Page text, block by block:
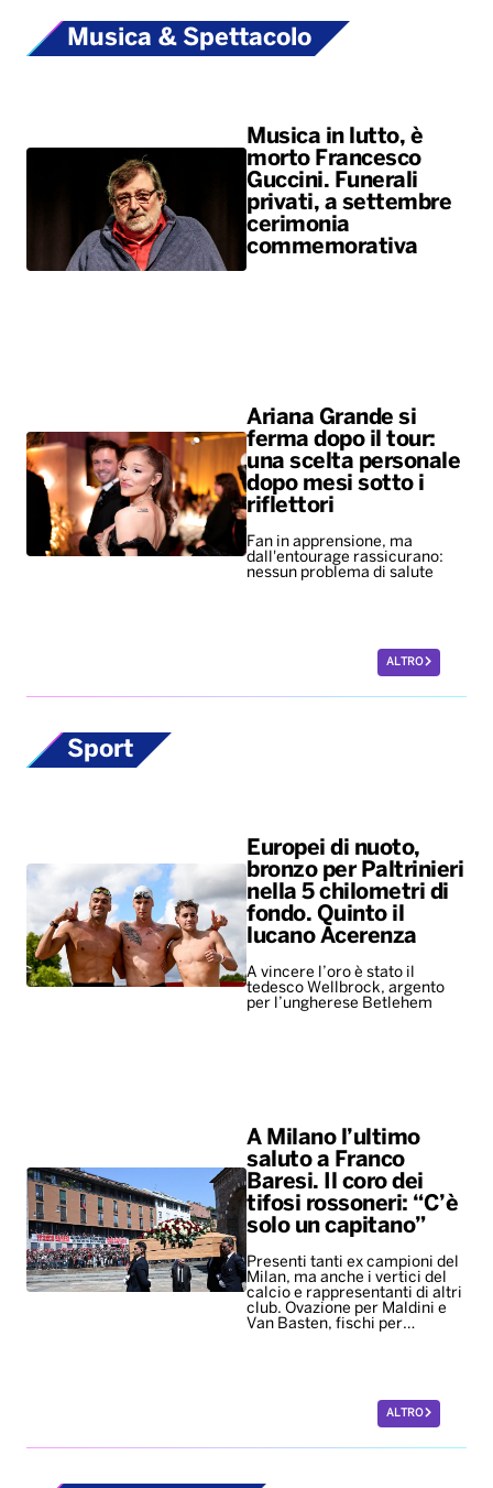
Musica & Spettacolo
Musica in lutto, è
morto Francesco
Guccini. Funerali
privati, a settembre
cerimonia
commemorativa
Ariana Grande si
ferma dopo il tour:
una scelta personale
dopo mesi sotto i
riflettori
Fan in apprensione, ma
dall'entourage rassicurano:
nessun problema di salute
ALTRO
Sport
Europei di nuoto,
bronzo per Paltrinieri
nella 5 chilometri di
fondo. Quinto il
lucano Acerenza
A vincere l’oro è stato il
tedesco Wellbrock, argento
per l’ungherese Betlehem
A Milano l’ultimo
saluto a Franco
Baresi. Il coro dei
tifosi rossoneri: “C’è
solo un capitano”
Presenti tanti ex campioni del
Milan, ma anche i vertici del
calcio e rappresentanti di altri
club. Ovazione per Maldini e
Van Basten, fischi per…
ALTRO